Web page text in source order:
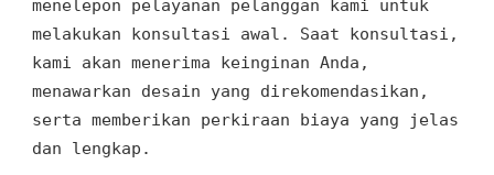
menelepon pelayanan pelanggan kami untuk
melakukan konsultasi awal. Saat konsultasi,
kami akan menerima keinginan Anda,
menawarkan desain yang direkomendasikan,
serta memberikan perkiraan biaya yang jelas
dan lengkap.